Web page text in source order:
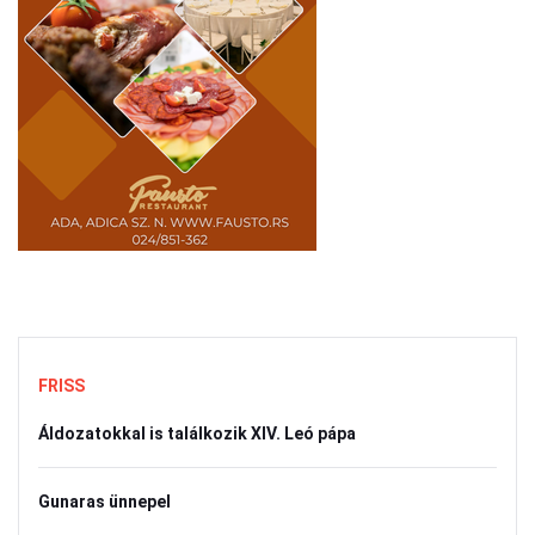
FRISS
Áldozatokkal is találkozik XIV. Leó pápa
Gunaras ünnepel